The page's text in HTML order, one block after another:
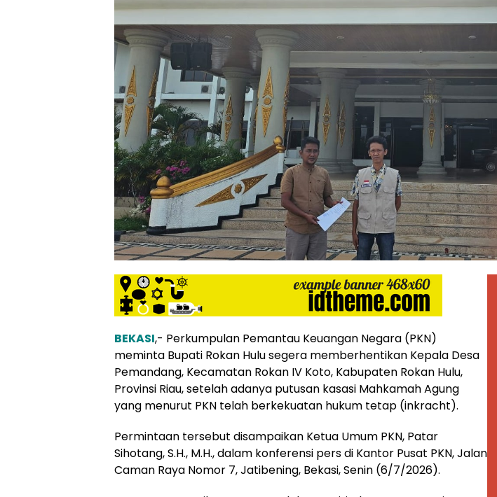
BEKASI,- Perkumpulan Pemantau Keuangan Negara (PKN)
meminta Bupati Rokan Hulu segera memberhentikan Kepala Desa
Pemandang, Kecamatan Rokan IV Koto, Kabupaten Rokan Hulu,
Provinsi Riau, setelah adanya putusan kasasi Mahkamah Agung
yang menurut PKN telah berkekuatan hukum tetap (inkracht).
Permintaan tersebut disampaikan Ketua Umum PKN, Patar
Sihotang, S.H., M.H., dalam konferensi pers di Kantor Pusat PKN, Jalan
Caman Raya Nomor 7, Jatibening, Bekasi, Senin (6/7/2026).